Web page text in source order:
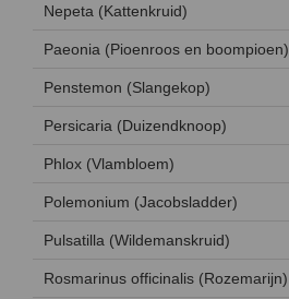
Nepeta (Kattenkruid)
Paeonia (Pioenroos en boompioen)
Penstemon (Slangekop)
Persicaria (Duizendknoop)
Phlox (Vlambloem)
Polemonium (Jacobsladder)
Pulsatilla (Wildemanskruid)
Rosmarinus officinalis (Rozemarijn)